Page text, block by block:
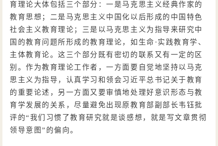
育理论大体包括三个部分：一是马克思主义经典作家的
教育思想；二是马克思主义中国化以后形成的中国特色
社会主义教育理论；三是以马克思主义为指导来研究中
国的教育问题所形成的教育理论，如生命 ·实践教育学、
主体教育论。这三个部分既有密切的联系又有一定的区
别。作为教育理论工作者，一方面要自觉地坚持以马克
思主义为指导，认真学习和领会习近平总书记关于教育
的重要论述，另一方面又要审慎地处理好意识形态与教
育学发展的关系，尽量避免出现原教育部副部长韦钰批
评的“我们习惯了教育研究就是谈感想，就是写文章贯彻
领导意图”的偏向。